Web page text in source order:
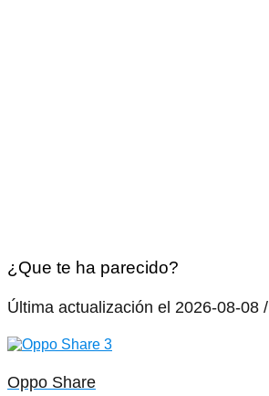
¿Que te ha parecido?
Última actualización el 2026-08-08
Oppo Share